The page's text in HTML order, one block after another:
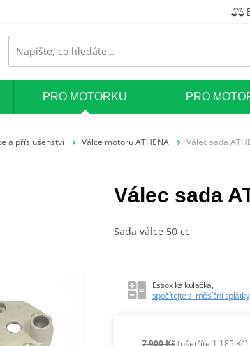
PRO MOTORKU PRO
a příslušenství Válce motoru ATHENA Válec sada
Válec sada
Sada válce 50 cc
Essox kalkulačka,
spočítejte si měsíční splátky
7 900 Kč(ušetříte 1 185 Kč)